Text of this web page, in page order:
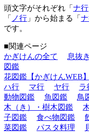
頭文字がそれぞれ「 ナ行
「 ノ行 」から始まる「
です。
■関連ページ
かぎけんの全て
息抜
図鑑
花図鑑【かぎけんWEB】
ハ行
マ行 ヤ行 ラ
動物図鑑
魚図鑑 鳥
木（き）・樹木図鑑
子図鑑
食べ物図鑑
菜図鑑
パスタ料理